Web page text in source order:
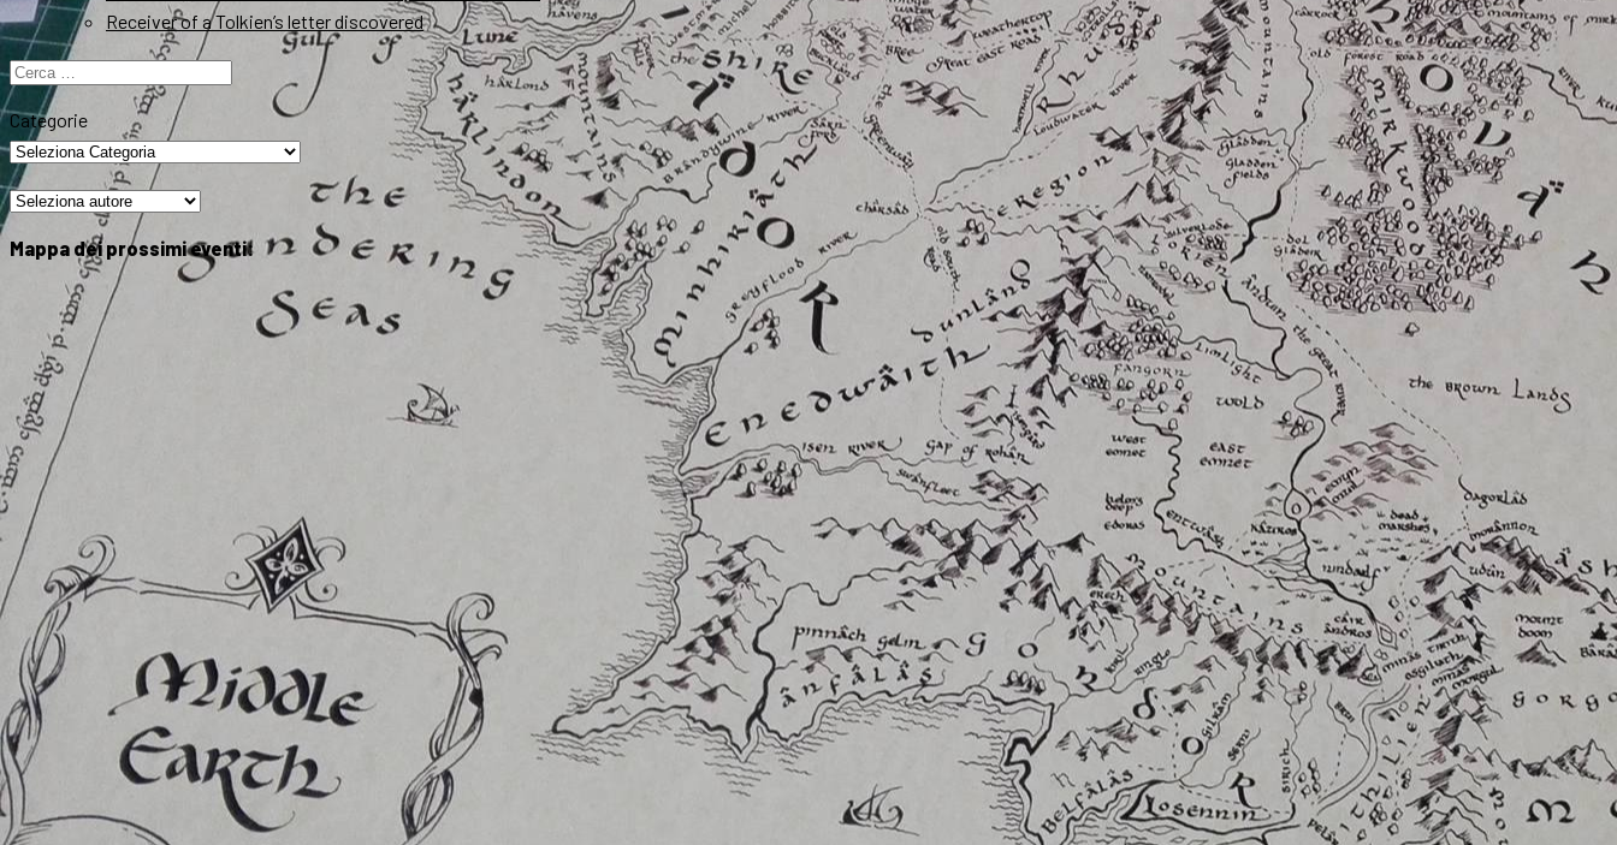
Receiver of a Tolkien’s letter discovered
Ricerca
per:
Categorie
Mappa dei prossimi eventi: